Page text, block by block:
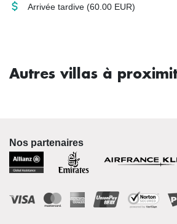
Arrivée tardive (60.00 EUR)
Autres villas à
Nos partenaires